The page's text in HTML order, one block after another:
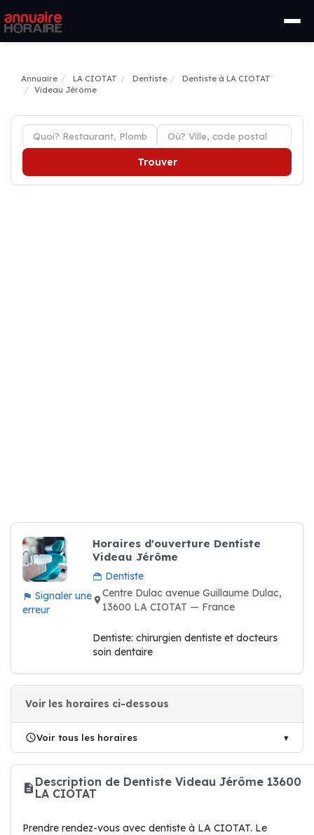
Annuaire LA CIOTAT Dentiste
Dentiste à LA CIOTAT
Videau Jérôme
Trouver
Signaler une
erreur
Horaires d'ouverture Dentiste
Videau Jérôme
Dentiste
Centre Dulac avenue Guillaume Dulac,
13600 LA CIOTAT — France
Dentiste: chirurgien dentiste et docteurs
soin dentaire
Voir les horaires ci-dessous
Voir tous les horaires
Description de Dentiste Videau Jérôme 13600
LA CIOTAT
Prendre rendez-vous avec dentiste à LA CIOTAT. Le